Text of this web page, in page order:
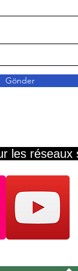
Gönder
les réseaux